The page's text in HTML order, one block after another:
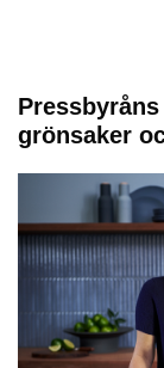
grönsaker